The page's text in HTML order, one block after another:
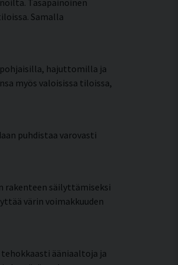
Samalla
hajuttomilla ja
myös valoisissa tiloissa,
puhdistaa varovasti
rakenteen säilyttämiseksi
värin voimakkuuden
ääniaaltoja ja